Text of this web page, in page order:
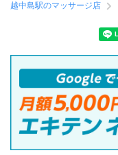
越中島駅のマッサージ店